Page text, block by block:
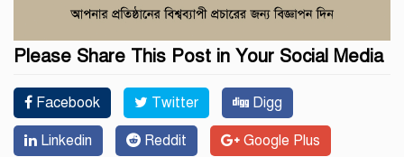
Please Share This Post in Your Social Media
Facebook Twitter Digg
Linkedin Reddit Google Plus